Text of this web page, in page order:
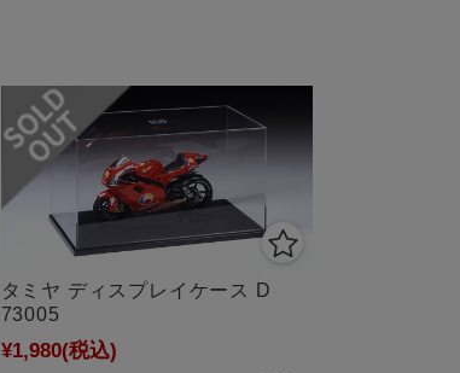
タミヤ ディスプレイケース D
73005
¥1,980(税込)